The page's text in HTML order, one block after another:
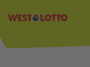
Zum Footer